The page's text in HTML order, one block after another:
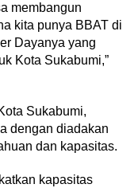
membangun
kita punya BBAT di
Dayanya yang
Kota Sukabumi,”
Sukabumi,
dengan diadakan
dan kapasitas.
kapasitas